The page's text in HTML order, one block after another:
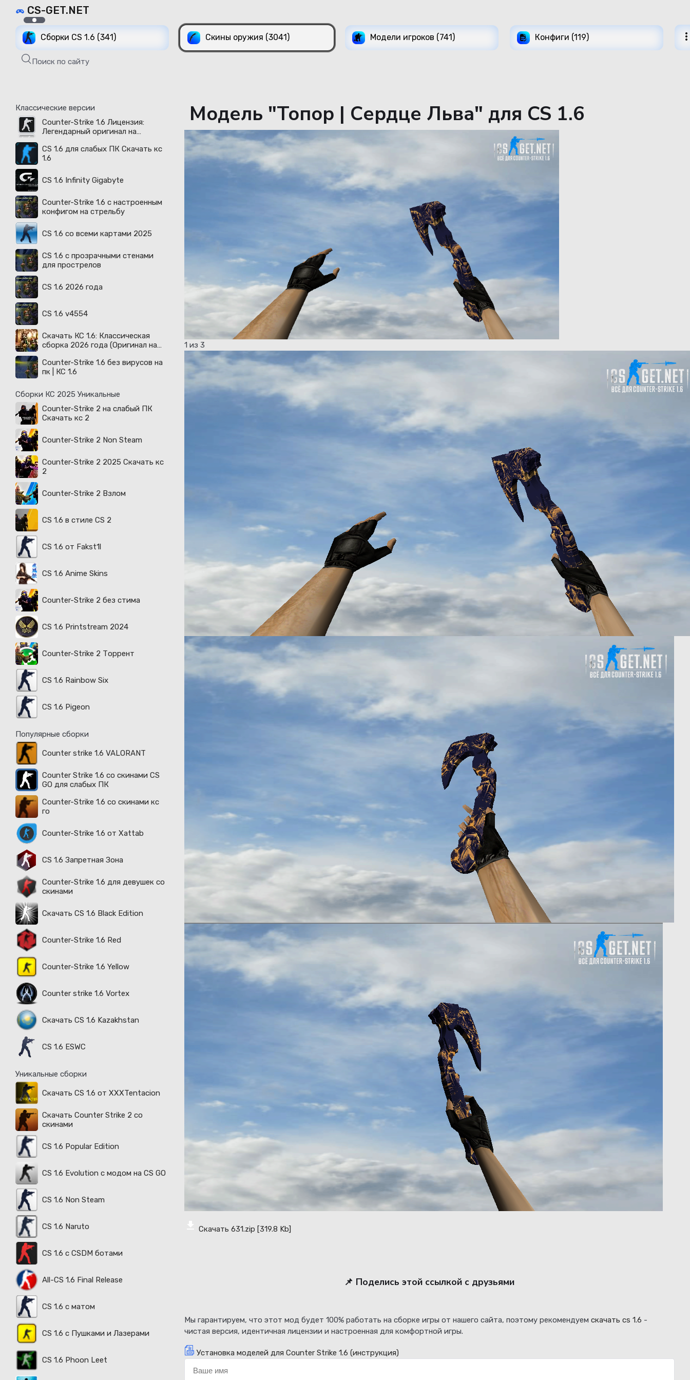
CS-GET.NET
Сборки CS 1.6 (341) Скины оружия (3041) Модели игроков (741) Конфиги (119)
Поиск по сайту
Классические версии
Counter-Strike 1.6 Лицензия:
Легендарный оригинал на
году
CS 1.6 для слабых ПК Скачать кс
1.6
CS 1.6 Infinity Gigabyte
Counter-Strike 1.6 с настроенным
конфигом на стрельбу
CS 1.6 со всеми картами 2025
CS 1.6 с прозрачными стенами
для прострелов
CS 1.6 2026 года
CS 1.6 v4554
Скачать КС 1.6: Классическая
сборка 2026 года (Оригинал на
Counter-Strike 1.6 без вирусов на
пк | КС 1.6
Сборки КС 2025 Уникальные
Counter-Strike 2 на слабый ПК
Скачать кс 2
Counter-Strike 2 Non Steam
Counter-Strike 2 2025 Скачать кс
2
Counter-Strike 2 Взлом
CS 1.6 в стиле CS 2
CS 1.6 от Fakst1l
CS 1.6 Anime Skins
Counter-Strike 2 без стима
CS 1.6 Printstream 2024
Counter-Strike 2 Торрент
CS 1.6 Rainbow Six
CS 1.6 Pigeon
Популярные сборки
Counter strike 1.6 VALORANT
Counter Strike 1.6 со скинами CS
GO для слабых ПК
Counter-Strike 1.6 со скинами кс
го
Counter-Strike 1.6 от Xattab
CS 1.6 Запретная Зона
Counter-Strike 1.6 для девушек со
скинами
Скачать CS 1.6 Black Edition
Counter-Strike 1.6 Red
Counter-Strike 1.6 Yellow
Counter strike 1.6 Vortex
Скачать CS 1.6 Kazakhstan
CS 1.6 ESWC
Уникальные сборки
Скачать CS 1.6 от XXXTentacion
Скачать Counter Strike 2 со
скинами
CS 1.6 Popular Edition
CS 1.6 Evolution с модом на CS GO
CS 1.6 Non Steam
CS 1.6 Naruto
CS 1.6 с CSDM ботами
All-CS 1.6 Final Release
CS 1.6 с матом
CS 1.6 с Пушками и Лазерами
CS 1.6 Phoon Leet
Модель "Топор | Сердце Льва" для CS 1.6
1 из 3
Скачать 631.zip [319.8 Kb]
📌 Поделись этой ссылкой с друзьями
Мы гарантируем, что этот мод будет 100% работать на сборке игры от нашего сайта, поэтому рекомендуем скачать cs 1.6 -
чистая версия, идентичная лицензии и настроенная для комфортной игры.
Установка моделей для Counter Strike 1.6 (инструкция)